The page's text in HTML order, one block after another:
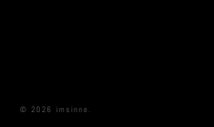
© 2026 imsinne.